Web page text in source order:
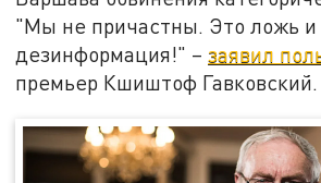
"Мы не причастны. Это ложь и
дезинформация!" –заявил
премьер Кшиштоф Гавковский.